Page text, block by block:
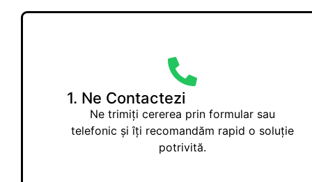
1. Ne Contactezi
Ne trimiți cererea prin formular sau
telefonic și îți recomandăm rapid o soluție
potrivită.